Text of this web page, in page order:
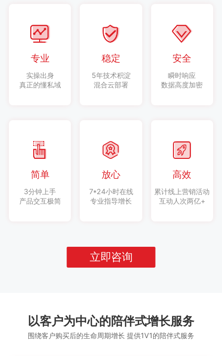
专业
实操出身
真正的懂私域
稳定
5年技术积淀
混合云部署
安全
瞬时响应
数据高度加密
简单
3分钟上手
产品交互极简
放心
7*24小时在线
专业指导增长
高效
累计线上营销活动
互动人次两亿+
立即咨询
以客户为中心的陪伴式增长服务
围绕客户购买后的生命周期增长 提供1V1的陪伴式服务